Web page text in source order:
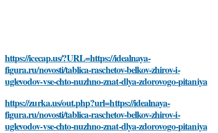
https://icecap.us/?URL=https://idealnaya-
figura.ru/novosti/tablica-raschetov-belkov-zhirov-i-
uglevodov-vse-chto-nuzhno-znat-dlya-zdorovogo-pitaniya
https://zurka.us/out.php?url=https://idealnaya-
figura.ru/novosti/tablica-raschetov-belkov-zhirov-i-
uglevodov-vse-chto-nuzhno-znat-dlya-zdorovogo-pitaniya